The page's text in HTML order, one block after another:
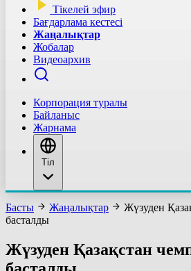
Тікелей эфир
Бағдарлама кестесі
Жаңалықтар
Жобалар
Видеоархив
Корпорация туралы
Байланыс
Жарнама
Тіл
Басты Жаңалықтар
Жүзуден
басталды
Жүзуден Қазақстан